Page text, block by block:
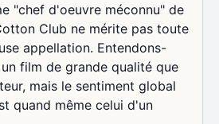
"chef d'oeuvre méconnu" de
Club ne mérite pas toute
appellation. Entendons-
film de grande qualité que
mais le sentiment global
quand même celui d'un